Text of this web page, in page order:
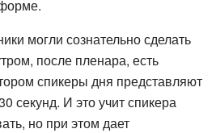
могли сознательно сделать
после пленара, есть
спикеры дня представляют
секунд. И это учит спикера
но при этом дает